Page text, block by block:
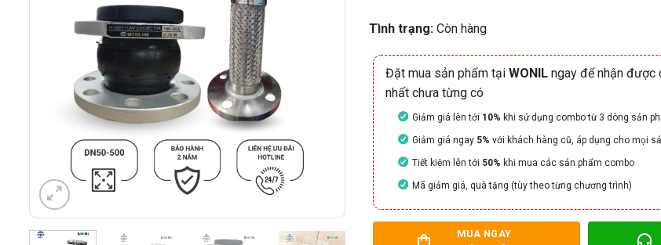
₫5,988.
Tình trạng: Còn hàng
Đặt mua sản phẩm tạiWONIL ngay để nhận được
nhất chưa từng có
Giảm giá lên tới 10% khi sử dụng combo từ 3 dòng sản
Giảm giá ngay 5% với khách hàng cũ, áp dụng cho mọi
Tiết kiệm lên tới 50% khi mua các sản phẩm combo
Mã giảm giá, quà tặng (tùy theo từng chương trình)
MUA NGAY